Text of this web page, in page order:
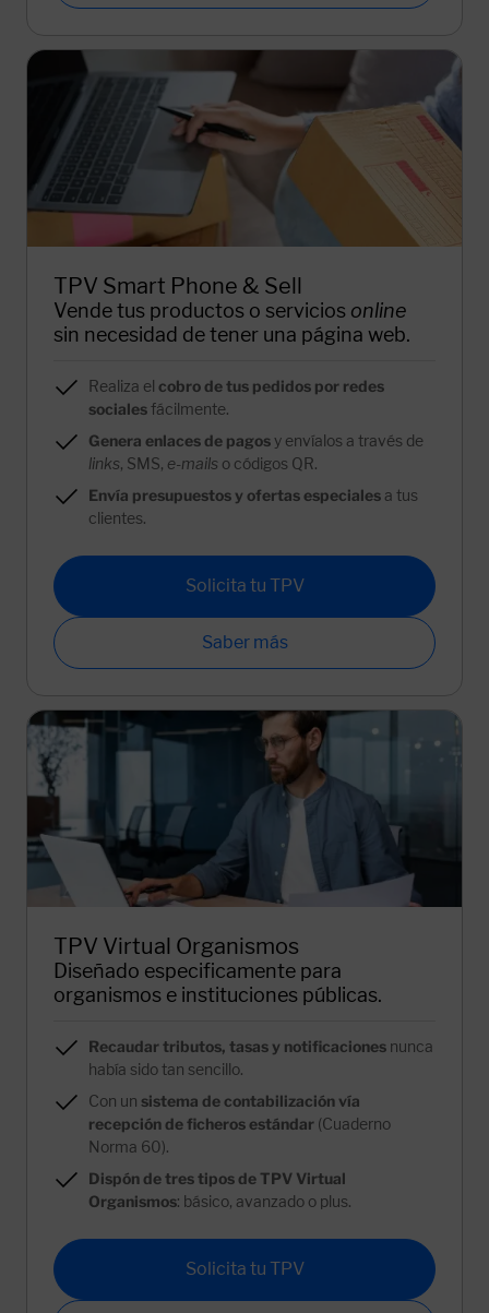
TPV Smart Phone & Sell
Vende tus productos o servicios online
sin necesidad de tener una página web.
Realiza el cobro de tus pedidos por redes
socialesfácilmente.
Genera enlaces de pagosy envíalos a través de
links, SMS, e-mails o códigos QR.
Envía presupuestos y ofertas especiales a tus
clientes.
Solicita tu TPV
Saber más
TPV Virtual Organismos
Diseñado especificamente para
organismos e instituciones públicas.
Recaudar tributos, tasas y notificaciones nunca
había sido tan sencillo.
Con un sistema de contabilización vía
recepción de ficheros estándar (Cuaderno
Norma 60).
Dispón de tres tipos de TPV Virtual
Organismos: básico, avanzado o plus.
Solicita tu TPV